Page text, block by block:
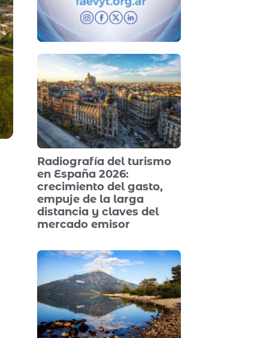
Radiografía del turismo
en España 2026:
crecimiento del gasto,
empuje de la larga
distancia y claves del
mercado emisor